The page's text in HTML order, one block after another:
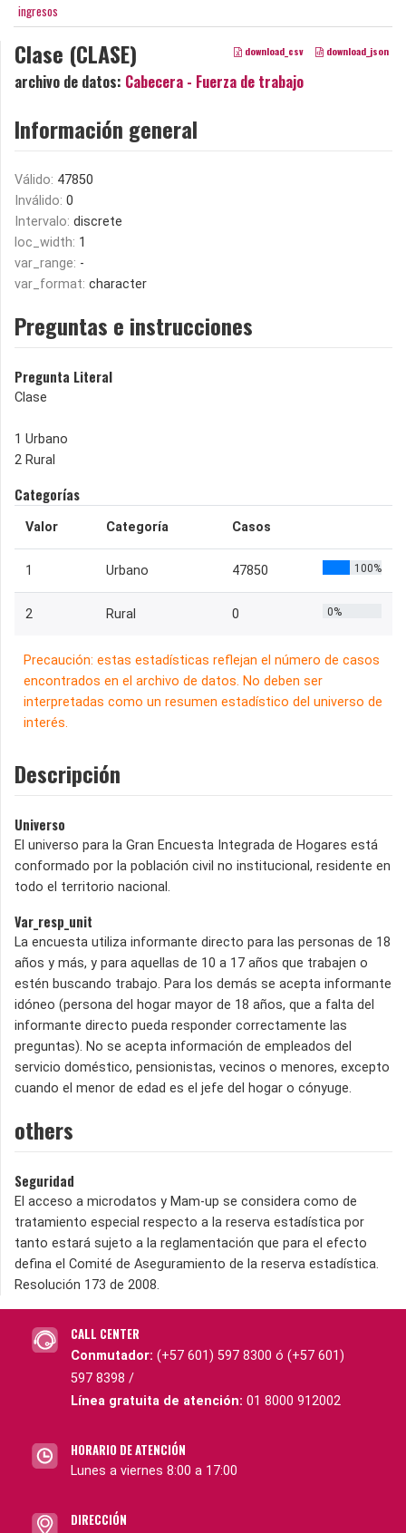
ingresos
download_csv download_json
Clase (CLASE)
archivo de datos: Cabecera - Fuerza de trabajo
Información general
Válido: 47850
Inválido: 0
Intervalo: discrete
loc_width: 1
var_range: -
var_format: character
Preguntas e instrucciones
Pregunta Literal
Clase
1 Urbano
2 Rural
Categorías
Valor Categoría Casos
1 Urbano 47850 100%
2 Rural 0 0%
Precaución: estas estadísticas reflejan el número de casos
encontrados en el archivo de datos. No deben ser
interpretadas como un resumen estadístico del universo de
interés.
Descripción
Universo
El universo para la Gran Encuesta Integrada de Hogares está
conformado por la población civil no institucional, residente en
todo el territorio nacional.
Var_resp_unit
La encuesta utiliza informante directo para las personas de 18
años y más, y para aquellas de 10 a 17 años que trabajen o
estén buscando trabajo. Para los demás se acepta informante
idóneo (persona del hogar mayor de 18 años, que a falta del
informante directo pueda responder correctamente las
preguntas). No se acepta información de empleados del
servicio doméstico, pensionistas, vecinos o menores, excepto
cuando el menor de edad es el jefe del hogar o cónyuge.
others
Seguridad
El acceso a microdatos y Mam-up se considera como de
tratamiento especial respecto a la reserva estadística por
tanto estará sujeto a la reglamentación que para el efecto
defina el Comité de Aseguramiento de la reserva estadística.
Resolución 173 de 2008.
CALL CENTER
Conmutador: (+57 601) 597 8300 ó (+57 601)
597 8398 /
Línea gratuita de atención: 01 8000 912002
HORARIO DE ATENCIÓN
Lunes a viernes 8:00 a 17:00
DIRECCIÓN